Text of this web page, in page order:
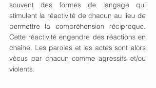
souvent des formes de langage qui
stimulent la réactivité de chacun au lieu de
permettre la compréhension réciproque.
Cette réactivité engendre des réactions en
chaîne. Les paroles et les actes sont alors
vécus par chacun comme agressifs et/ou
violents.